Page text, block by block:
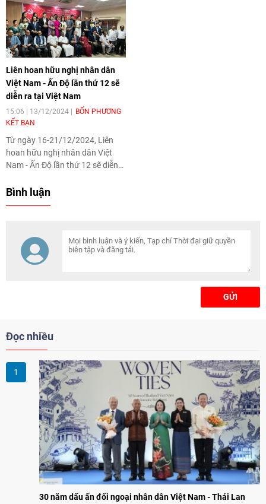
đầu tư, giữa Việt Nam và bang
Tây Bengal của Ấn Độ.
Liên hoan hữu nghị nhân dân
Việt Nam - Ấn Độ lần thứ 12 sẽ
diễn ra tại Việt Nam
15:06 | 13/12/2024
BỐN PHƯƠNG
KẾT BẠN
Từ ngày 16-21/12/2024, Liên
hoan hữu nghị nhân dân Việt
Nam - Ấn Độ lần thứ 12 sẽ diễn
Thành phố Hồ Chí Minh
hợp cùng Hội hữu nghị Việt Nam
- Ấn Độ, Tổ chức Hòa bình và
Đoàn kết toàn Ấn Độ (AIPSO) tổ
Bình luận
GỬI
Đọc nhiều
30 năm dấu ấn đối ngoại nhân dân Việt Nam - Thái Lan